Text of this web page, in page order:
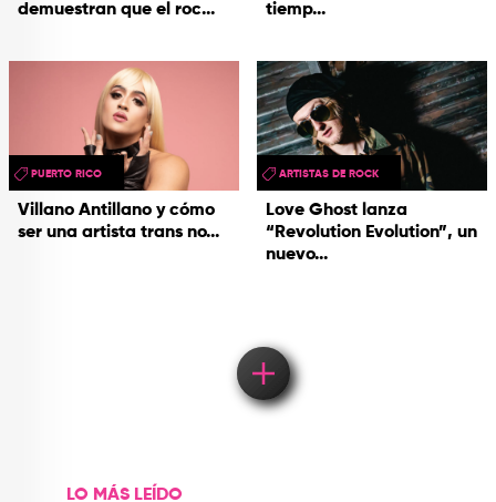
demuestran que el roc...
tiemp...
Villano Antillano y cómo
ser una artista trans no...
PUERTO RICO
Love Ghost lanza
“Revolution Evolution”, un
nuevo...
ARTISTAS DE ROCK
Load More
LO MÁS LEÍDO